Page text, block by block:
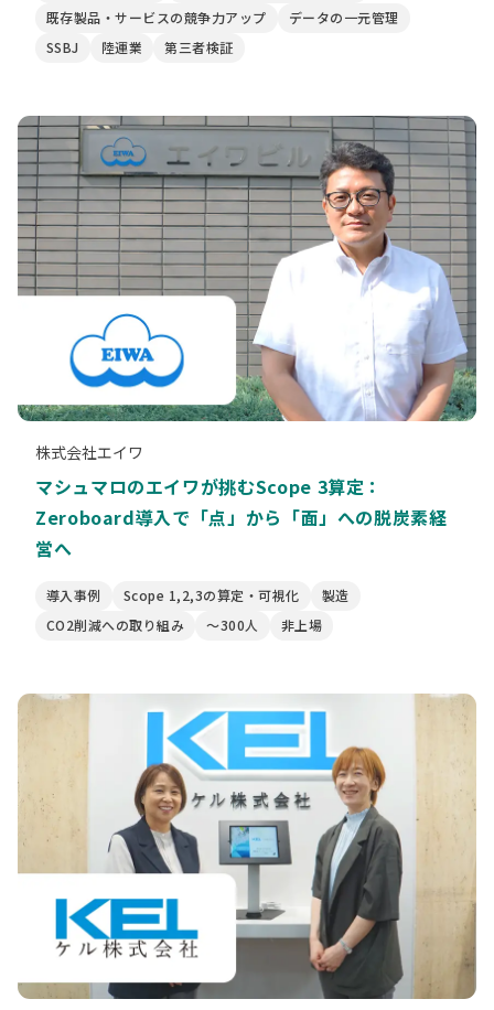
既存製品・サービスの競争力アップ
データの一元管理
SSBJ
陸運業 第三者検証
株式会社エイワ
マシュマロのエイワが挑むScope 3算定：
Zeroboard導入で「点」から「面」への脱炭素経
営へ
導入事例 Scope 1,2,3の算定・可視化
製造
CO2削減への取り組み
〜300人 非上場